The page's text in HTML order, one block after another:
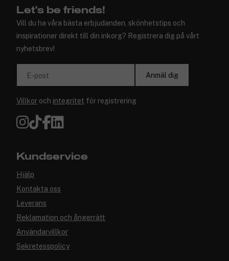
Let's be friends!
Vill du ha våra bästa erbjudanden, skönhetstips och
inspirationer direkt till din inkorg? Registrera dig på vårt
nyhetsbrev!
E-post Anmäl dig
Villkor och integritet för registrering
Kundservice
Hjälp
Kontakta oss
Leverans
Reklamation och ångerrätt
Användarvillkor
Sekretesspolicy